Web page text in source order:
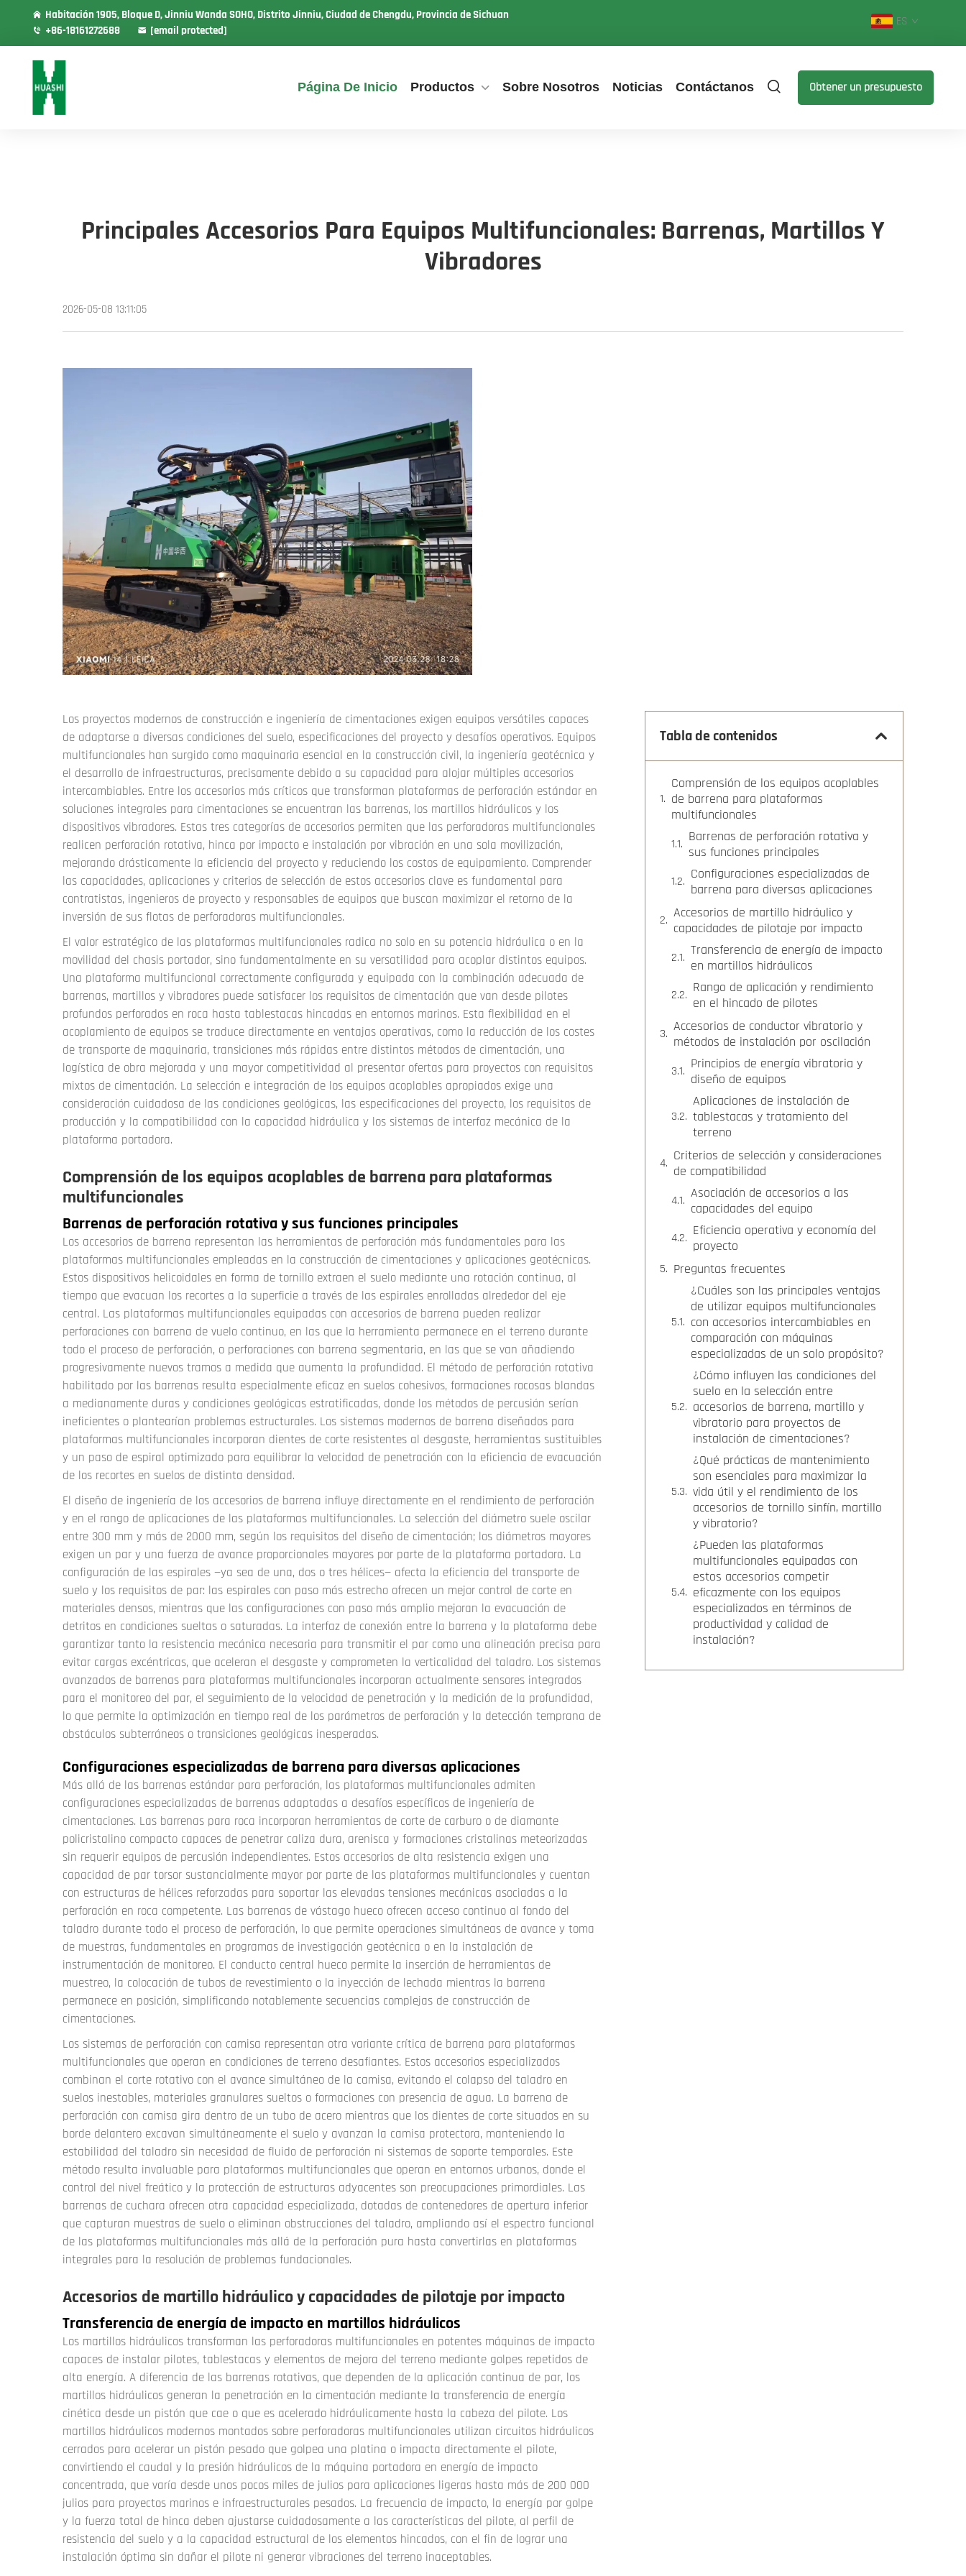
Habitación 1905, Bloque D, Jinniu Wanda SOHO, Distrito Jinniu, Ciudad de Chengdu, Provincia de Sichuan
+86-18161272688
[email protected]
ES
Página De Inicio Productos Sobre Nosotros Noticias Contáctanos Obtener un presupuesto
Principales Accesorios Para Equipos Multifuncionales: Barrenas, Martillos Y
Vibradores
2026-05-08 13:11:05
Los proyectos modernos de construcción e ingeniería de cimentaciones exigen equipos versátiles capaces
de adaptarse a diversas condiciones del suelo, especificaciones del proyecto y desafíos operativos. Equipos
multifuncionales han surgido como maquinaria esencial en la construcción civil, la ingeniería geotécnica y
el desarrollo de infraestructuras, precisamente debido a su capacidad para alojar múltiples accesorios
intercambiables. Entre los accesorios más críticos que transforman plataformas de perforación estándar en
soluciones integrales para cimentaciones se encuentran las barrenas, los martillos hidráulicos y los
dispositivos vibradores. Estas tres categorías de accesorios permiten que las perforadoras multifuncionales
realicen perforación rotativa, hinca por impacto e instalación por vibración en una sola movilización,
mejorando drásticamente la eficiencia del proyecto y reduciendo los costos de equipamiento. Comprender
las capacidades, aplicaciones y criterios de selección de estos accesorios clave es fundamental para
contratistas, ingenieros de proyecto y responsables de equipos que buscan maximizar el retorno de la
inversión de sus flotas de perforadoras multifuncionales.
El valor estratégico de las plataformas multifuncionales radica no solo en su potencia hidráulica o en la
movilidad del chasis portador, sino fundamentalmente en su versatilidad para acoplar distintos equipos.
Una plataforma multifuncional correctamente configurada y equipada con la combinación adecuada de
barrenas, martillos y vibradores puede satisfacer los requisitos de cimentación que van desde pilotes
profundos perforados en roca hasta tablestacas hincadas en entornos marinos. Esta flexibilidad en el
acoplamiento de equipos se traduce directamente en ventajas operativas, como la reducción de los costes
de transporte de maquinaria, transiciones más rápidas entre distintos métodos de cimentación, una
logística de obra mejorada y una mayor competitividad al presentar ofertas para proyectos con requisitos
mixtos de cimentación. La selección e integración de los equipos acoplables apropiados exige una
consideración cuidadosa de las condiciones geológicas, las especificaciones del proyecto, los requisitos de
producción y la compatibilidad con la capacidad hidráulica y los sistemas de interfaz mecánica de la
plataforma portadora.
Comprensión de los equipos acoplables de barrena para plataformas
multifuncionales
Barrenas de perforación rotativa y sus funciones principales
Los accesorios de barrena representan las herramientas de perforación más fundamentales para las
plataformas multifuncionales empleadas en la construcción de cimentaciones y aplicaciones geotécnicas.
Estos dispositivos helicoidales en forma de tornillo extraen el suelo mediante una rotación continua, al
tiempo que evacuan los recortes a la superficie a través de las espirales enrolladas alrededor del eje
central. Las plataformas multifuncionales equipadas con accesorios de barrena pueden realizar
perforaciones con barrena de vuelo continuo, en las que la herramienta permanece en el terreno durante
todo el proceso de perforación, o perforaciones con barrena segmentaria, en las que se van añadiendo
progresivamente nuevos tramos a medida que aumenta la profundidad. El método de perforación rotativa
habilitado por las barrenas resulta especialmente eficaz en suelos cohesivos, formaciones rocosas blandas
a medianamente duras y condiciones geológicas estratificadas, donde los métodos de percusión serían
ineficientes o plantearían problemas estructurales. Los sistemas modernos de barrena diseñados para
plataformas multifuncionales incorporan dientes de corte resistentes al desgaste, herramientas sustituibles
y un paso de espiral optimizado para equilibrar la velocidad de penetración con la eficiencia de evacuación
de los recortes en suelos de distinta densidad.
El diseño de ingeniería de los accesorios de barrena influye directamente en el rendimiento de perforación
y en el rango de aplicaciones de las plataformas multifuncionales. La selección del diámetro suele oscilar
entre 300 mm y más de 2000 mm, según los requisitos del diseño de cimentación; los diámetros mayores
exigen un par y una fuerza de avance proporcionales mayores por parte de la plataforma portadora. La
configuración de las espirales —ya sea de una, dos o tres hélices— afecta la eficiencia del transporte de
suelo y los requisitos de par: las espirales con paso más estrecho ofrecen un mejor control de corte en
materiales densos, mientras que las configuraciones con paso más amplio mejoran la evacuación de
detritos en condiciones sueltas o saturadas. La interfaz de conexión entre la barrena y la plataforma debe
garantizar tanto la resistencia mecánica necesaria para transmitir el par como una alineación precisa para
evitar cargas excéntricas, que aceleran el desgaste y comprometen la verticalidad del taladro. Los sistemas
avanzados de barrenas para plataformas multifuncionales incorporan actualmente sensores integrados
para el monitoreo del par, el seguimiento de la velocidad de penetración y la medición de la profundidad,
lo que permite la optimización en tiempo real de los parámetros de perforación y la detección temprana de
obstáculos subterráneos o transiciones geológicas inesperadas.
Configuraciones especializadas de barrena para diversas aplicaciones
Más allá de las barrenas estándar para perforación, las plataformas multifuncionales admiten
configuraciones especializadas de barrenas adaptadas a desafíos específicos de ingeniería de
cimentaciones. Las barrenas para roca incorporan herramientas de corte de carburo o de diamante
policristalino compacto capaces de penetrar caliza dura, arenisca y formaciones cristalinas meteorizadas
sin requerir equipos de percusión independientes. Estos accesorios de alta resistencia exigen una
capacidad de par torsor sustancialmente mayor por parte de las plataformas multifuncionales y cuentan
con estructuras de hélices reforzadas para soportar las elevadas tensiones mecánicas asociadas a la
perforación en roca competente. Las barrenas de vástago hueco ofrecen acceso continuo al fondo del
taladro durante todo el proceso de perforación, lo que permite operaciones simultáneas de avance y toma
de muestras, fundamentales en programas de investigación geotécnica o en la instalación de
instrumentación de monitoreo. El conducto central hueco permite la inserción de herramientas de
muestreo, la colocación de tubos de revestimiento o la inyección de lechada mientras la barrena
permanece en posición, simplificando notablemente secuencias complejas de construcción de
cimentaciones.
Los sistemas de perforación con camisa representan otra variante crítica de barrena para plataformas
multifuncionales que operan en condiciones de terreno desafiantes. Estos accesorios especializados
combinan el corte rotativo con el avance simultáneo de la camisa, evitando el colapso del taladro en
suelos inestables, materiales granulares sueltos o formaciones con presencia de agua. La barrena de
perforación con camisa gira dentro de un tubo de acero mientras que los dientes de corte situados en su
borde delantero excavan simultáneamente el suelo y avanzan la camisa protectora, manteniendo la
estabilidad del taladro sin necesidad de fluido de perforación ni sistemas de soporte temporales. Este
método resulta invaluable para plataformas multifuncionales que operan en entornos urbanos, donde el
control del nivel freático y la protección de estructuras adyacentes son preocupaciones primordiales. Las
barrenas de cuchara ofrecen otra capacidad especializada, dotadas de contenedores de apertura inferior
que capturan muestras de suelo o eliminan obstrucciones del taladro, ampliando así el espectro funcional
de las plataformas multifuncionales más allá de la perforación pura hasta convertirlas en plataformas
integrales para la resolución de problemas fundacionales.
Accesorios de martillo hidráulico y capacidades de pilotaje por impacto
Transferencia de energía de impacto en martillos hidráulicos
Los martillos hidráulicos transforman las perforadoras multifuncionales en potentes máquinas de impacto
capaces de instalar pilotes, tablestacas y elementos de mejora del terreno mediante golpes repetidos de
alta energía. A diferencia de las barrenas rotativas, que dependen de la aplicación continua de par, los
martillos hidráulicos generan la penetración en la cimentación mediante la transferencia de energía
cinética desde un pistón que cae o que es acelerado hidráulicamente hasta la cabeza del pilote. Los
martillos hidráulicos modernos montados sobre perforadoras multifuncionales utilizan circuitos hidráulicos
cerrados para acelerar un pistón pesado que golpea una platina o impacta directamente el pilote,
convirtiendo el caudal y la presión hidráulicos de la máquina portadora en energía de impacto
concentrada, que varía desde unos pocos miles de julios para aplicaciones ligeras hasta más de 200 000
julios para proyectos marinos e infraestructurales pesados. La frecuencia de impacto, la energía por golpe
y la fuerza total de hinca deben ajustarse cuidadosamente a las características del pilote, al perfil de
resistencia del suelo y a la capacidad estructural de los elementos hincados, con el fin de lograr una
instalación óptima sin dañar el pilote ni generar vibraciones del terreno inaceptables.
Tabla de contenidos
Comprensión de los equipos acoplables
de barrena para plataformas
multifuncionales
Barrenas de perforación rotativa y
sus funciones principales
Configuraciones especializadas de
barrena para diversas aplicaciones
Accesorios de martillo hidráulico y
capacidades de pilotaje por impacto
Transferencia de energía de impacto
en martillos hidráulicos
Rango de aplicación y rendimiento
en el hincado de pilotes
Accesorios de conductor vibratorio y
métodos de instalación por oscilación
Principios de energía vibratoria y
diseño de equipos
Aplicaciones de instalación de
tablestacas y tratamiento del
terreno
Criterios de selección y consideraciones
de compatibilidad
Asociación de accesorios a las
capacidades del equipo
Eficiencia operativa y economía del
proyecto
Preguntas frecuentes
¿Cuáles son las principales ventajas
de utilizar equipos multifuncionales
con accesorios intercambiables en
comparación con máquinas
especializadas de un solo propósito?
¿Cómo influyen las condiciones del
suelo en la selección entre
accesorios de barrena, martillo y
vibratorio para proyectos de
instalación de cimentaciones?
¿Qué prácticas de mantenimiento
son esenciales para maximizar la
vida útil y el rendimiento de los
accesorios de tornillo sinfín, martillo
y vibratorio?
¿Pueden las plataformas
multifuncionales equipadas con
estos accesorios competir
eficazmente con los equipos
especializados en términos de
productividad y calidad de
instalación?